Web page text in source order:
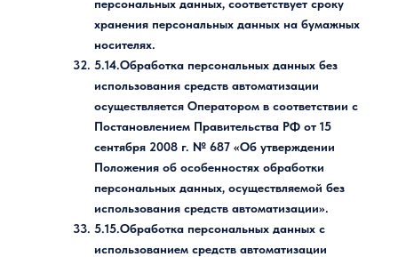
персональных данных, соответствует сроку
хранения персональных данных на бумажных
носителях.
5.14.Обработка персональных данных без
использования средств автоматизации
осуществляется Оператором в соответствии с
Постановлением Правительства РФ от 15
сентября 2008 г. № 687 «Об утверждении
Положения об особенностях обработки
персональных данных, осуществляемой без
использования средств автоматизации».
5.15.Обработка персональных данных с
использованием средств автоматизации